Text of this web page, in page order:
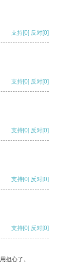
支持[0] 反对[0]
支持[0] 反对[0]
支持[0] 反对[0]
支持[0] 反对[0]
支持[0] 反对[0]
担心了。